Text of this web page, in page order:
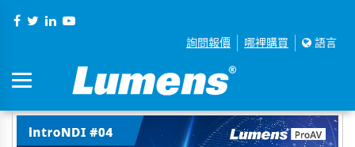
詢問報價 哪裡購買 語言